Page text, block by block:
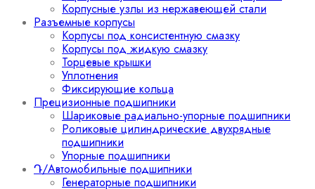
Корпусные узлы из нержавеющей стали
Разъемные корпусы
Корпусы под консистентную смазку
Корпусы под жидкую смазку
Торцевые крышки
Уплотнения
Фиксирующие кольца
Прецизионные подшипники
Шариковые радиально-упорные подшипники
Роликовые цилиндрические двухрядные
подшипники
Упорные подшипники
Դ/Автомобильные подшипники
Генераторные подшипники